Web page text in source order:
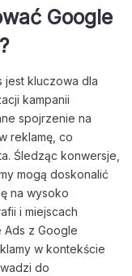
Google
jest kluczowa dla
kampanii
spojrzenie na
reklamę, co
Śledząc konwersje,
mogą doskonalić
na wysoko
i miejscach
Ads z Google
w kontekście
do